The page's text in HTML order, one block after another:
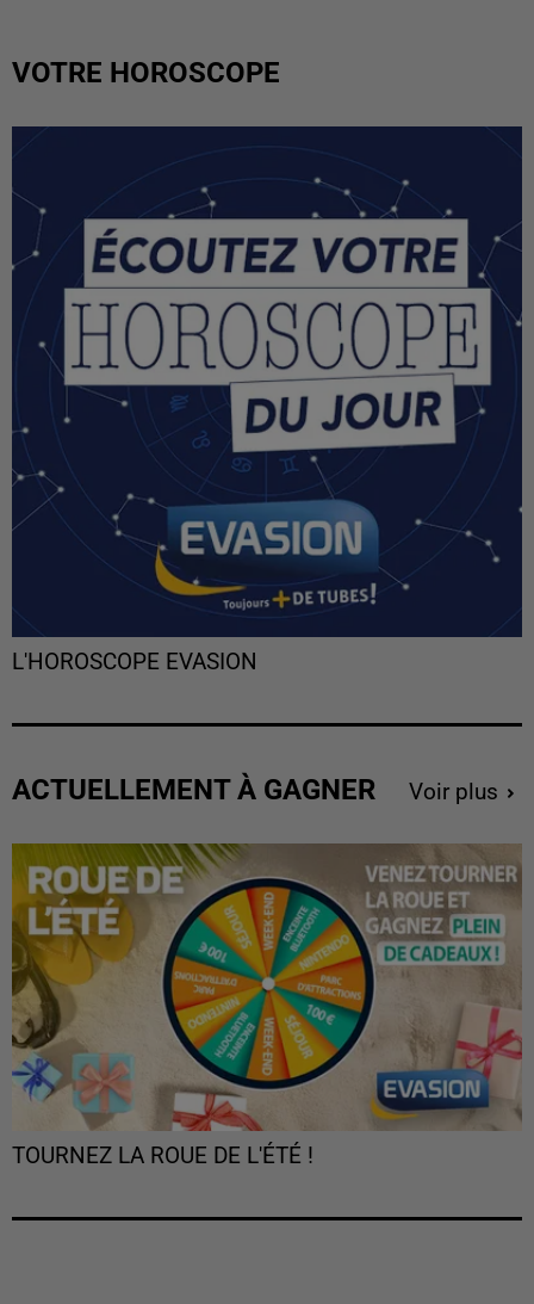
VOTRE HOROSCOPE
L'HOROSCOPE EVASION
ACTUELLEMENT À GAGNER Voir plus
TOURNEZ LA ROUE DE L'ÉTÉ !